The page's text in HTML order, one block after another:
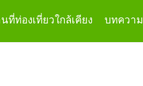
ที่ท่องเที่ยวใกล้เคียง บทความ